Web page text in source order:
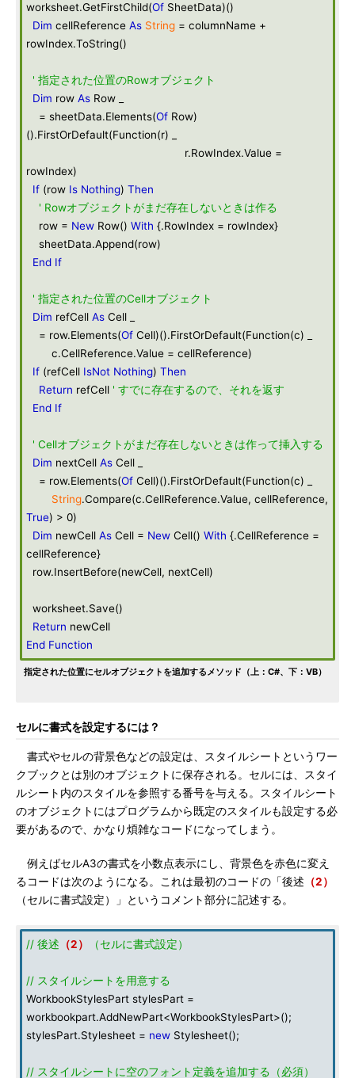
worksheet.GetFirstChild(Of SheetData)()
Dim cellReference As String = columnName +
rowIndex.ToString()
' 指定された位置のRowオブジェクト
Dim row As Row _
= sheetData.Elements(Of Row)
().FirstOrDefault(Function(r) _
r.RowIndex.Value =
rowIndex)
If (row Is Nothing) Then
' Rowオブジェクトがまだ存在しないときは作る
row = New Row() With {.RowIndex = rowIndex}
sheetData.Append(row)
End If
' 指定された位置のCellオブジェクト
Dim refCell As Cell _
= row.Elements(Of Cell)().FirstOrDefault(Function(c) _
c.CellReference.Value = cellReference)
If (refCell IsNot Nothing) Then
Return refCell ' すでに存在するので、それを返す
End If
' Cellオブジェクトがまだ存在しないときは作って挿入する
Dim nextCell As Cell _
= row.Elements(Of Cell)().FirstOrDefault(Function(c) _
String.Compare(c.CellReference.Value, cellReference,
True) > 0)
Dim newCell As Cell = New Cell() With {.CellReference =
cellReference}
row.InsertBefore(newCell, nextCell)
worksheet.Save()
Return newCell
End Function
指定された位置にセルオブジェクトを追加するメソッド（上：C#、下：VB）
セルに書式を設定するには？
書式やセルの背景色などの設定は、スタイルシートというワー
クブックとは別のオブジェクトに保存される。セルには、スタイ
ルシート内のスタイルを参照する番号を与える。スタイルシート
のオブジェクトにはプログラムから既定のスタイルも設定する必
要があるので、かなり煩雑なコードになってしまう。
例えばセルA3の書式を小数点表示にし、背景色を赤色に変え
るコードは次のようになる。これは最初のコードの「後述 （2）
（セルに書式設定）」というコメント部分に記述する。
// 後述 （2） （セルに書式設定）
// スタイルシートを用意する
WorkbookStylesPart stylesPart =
workbookpart.AddNewPart<WorkbookStylesPart>();
stylesPart.Stylesheet = new Stylesheet();
// スタイルシートに空のフォント定義を追加する（必須）